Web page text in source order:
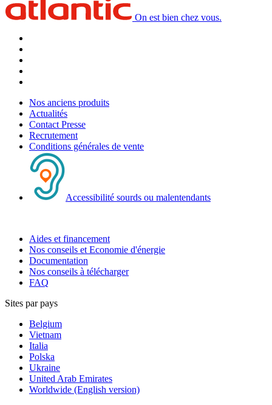
On est bien chez vous.
Nos anciens produits
Actualités
Contact Presse
Recrutement
Conditions générales de vente
Accessibilité sourds ou malentendants
Aides et financement
Nos conseils et Economie d'énergie
Documentation
Nos conseils à télécharger
FAQ
Sites par pays
Belgium
Vietnam
Italia
Polska
Ukraine
United Arab Emirates
Worldwide (English version)